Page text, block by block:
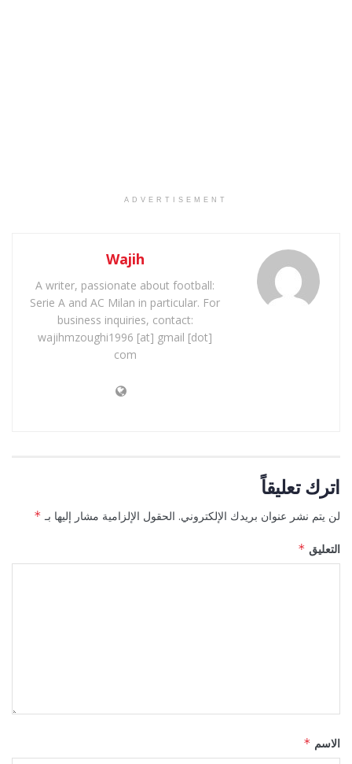
ADVERTISEMENT
Wajih
A writer, passionate about football:
Serie A and AC Milan in particular. For
business inquiries, contact:
wajihmzoughi1996 [at] gmail [dot]
com
اترك تعليقاً
لن يتم نشر عنوان بريدك الإلكتروني. الحقول الإلزامية مشار إليها بـ *
التعليق *
الاسم *